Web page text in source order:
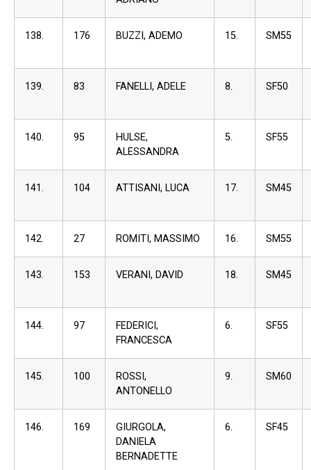
138. 176 BUZZI, ADEMO 15. SM55
139. 83 FANELLI, ADELE 8. SF50
140. 95
HULSE,
ALESSANDRA
5. SF55
141. 104 ATTISANI, LUCA 17. SM45
142. 27 ROMITI, MASSIMO 16. SM55
143. 153 VERANI, DAVID 18. SM45
144. 97
FEDERICI,
FRANCESCA
6. SF55
145. 100
ROSSI,
ANTONELLO
9. SM60
146. 169
GIURGOLA,
DANIELA
BERNADETTE
6. SF45